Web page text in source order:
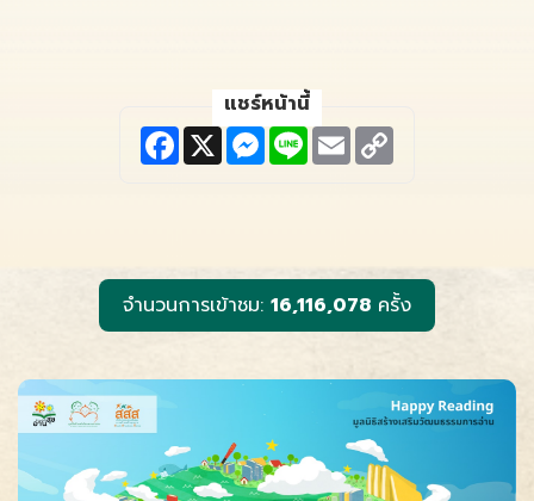
แชร์หน้านี้
F
a
c
X M
e
s
r
L
n
E
m
a
k
จำนวนการเข้าชม: 16,116,078 ครั้ง